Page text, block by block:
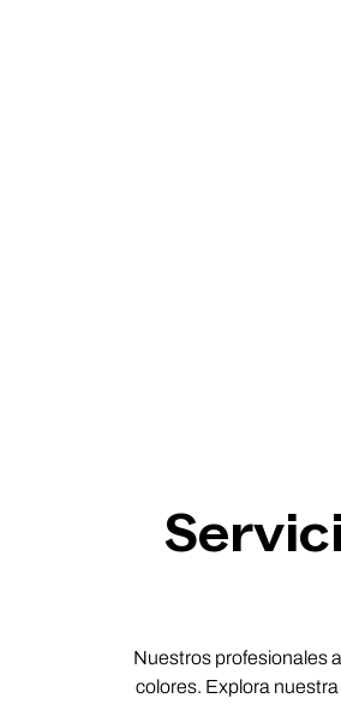
Nuestros profesionales
colores. Explora